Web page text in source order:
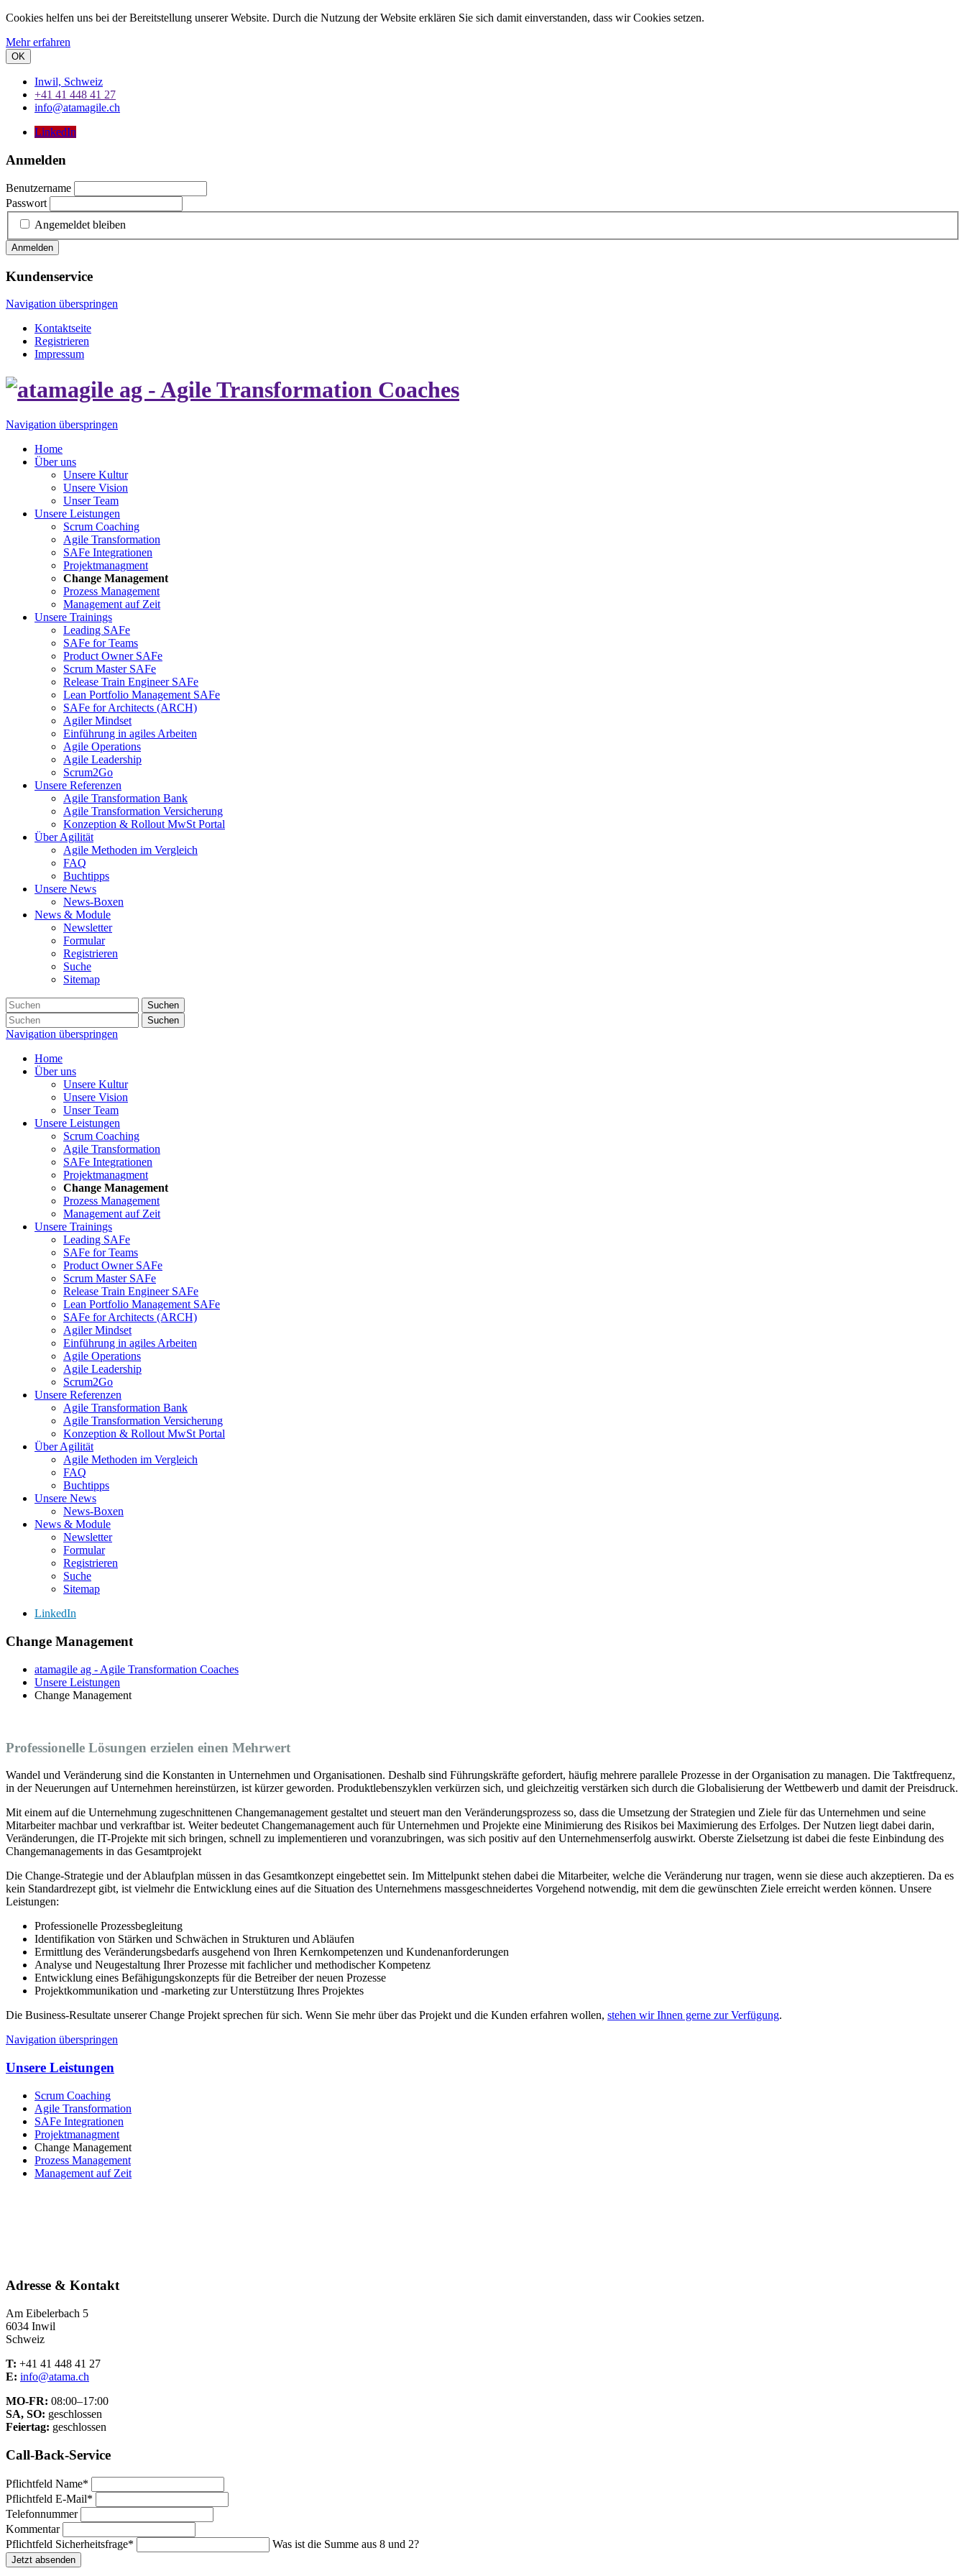
Cookies helfen uns bei der Bereitstellung unserer Website. Durch die Nutzung der Website erklären Sie sich damit einverstanden, dass wir Cookies setzen.
Mehr erfahren
OK
Inwil, Schweiz
+41 41 448 41 27
info@atamagile.ch
LinkedIn
Anmelden
Benutzername
Passwort
Angemeldet bleiben
Anmelden
Kundenservice
Navigation überspringen
Kontaktseite
Registrieren
Impressum
Navigation überspringen
Home
Über uns
Unsere Kultur
Unsere Vision
Unser Team
Unsere Leistungen
Scrum Coaching
Agile Transformation
SAFe Integrationen
Projektmanagment
Change Management
Prozess Management
Management auf Zeit
Unsere Trainings
Leading SAFe
SAFe for Teams
Product Owner SAFe
Scrum Master SAFe
Release Train Engineer SAFe
Lean Portfolio Management SAFe
SAFe for Architects (ARCH)
Agiler Mindset
Einführung in agiles Arbeiten
Agile Operations
Agile Leadership
Scrum2Go
Unsere Referenzen
Agile Transformation Bank
Agile Transformation Versicherung
Konzeption & Rollout MwSt Portal
Über Agilität
Agile Methoden im Vergleich
FAQ
Buchtipps
Unsere News
News-Boxen
News & Module
Newsletter
Formular
Registrieren
Suche
Sitemap
Suchen
Suchen
Navigation überspringen
Home
Über uns
Unsere Kultur
Unsere Vision
Unser Team
Unsere Leistungen
Scrum Coaching
Agile Transformation
SAFe Integrationen
Projektmanagment
Change Management
Prozess Management
Management auf Zeit
Unsere Trainings
Leading SAFe
SAFe for Teams
Product Owner SAFe
Scrum Master SAFe
Release Train Engineer SAFe
Lean Portfolio Management SAFe
SAFe for Architects (ARCH)
Agiler Mindset
Einführung in agiles Arbeiten
Agile Operations
Agile Leadership
Scrum2Go
Unsere Referenzen
Agile Transformation Bank
Agile Transformation Versicherung
Konzeption & Rollout MwSt Portal
Über Agilität
Agile Methoden im Vergleich
FAQ
Buchtipps
Unsere News
News-Boxen
News & Module
Newsletter
Formular
Registrieren
Suche
Sitemap
LinkedIn
Change Management
atamagile ag - Agile Transformation Coaches
Unsere Leistungen
Change Management
Professionelle Lösungen erzielen einen Mehrwert
Wandel und Veränderung sind die Konstanten in Unternehmen und Organisationen. Deshalb sind Führungskräfte gefordert, häufig mehrere parallele Prozesse in der Organisation zu managen. Die Taktfrequenz,
in der Neuerungen auf Unternehmen hereinstürzen, ist kürzer geworden. Produktlebenszyklen verkürzen sich, und gleichzeitig verstärken sich durch die Globalisierung der Wettbewerb und damit der Preisdruck.
Mit einem auf die Unternehmung zugeschnittenen Changemanagement gestaltet und steuert man den Veränderungsprozess so, dass die Umsetzung der Strategien und Ziele für das Unternehmen und seine
Mitarbeiter machbar und verkraftbar ist. Weiter bedeutet Changemanagement auch für Unternehmen und Projekte eine Minimierung des Risikos bei Maximierung des Erfolges. Der Nutzen liegt dabei darin,
Veränderungen, die IT-Projekte mit sich bringen, schnell zu implementieren und voranzubringen, was sich positiv auf den Unternehmenserfolg auswirkt. Oberste Zielsetzung ist dabei die feste Einbindung des
Changemanagements in das Gesamtprojekt
Die Change-Strategie und der Ablaufplan müssen in das Gesamtkonzept eingebettet sein. Im Mittelpunkt stehen dabei die Mitarbeiter, welche die Veränderung nur tragen, wenn sie diese auch akzeptieren. Da es
kein Standardrezept gibt, ist vielmehr die Entwicklung eines auf die Situation des Unternehmens massgeschneidertes Vorgehend notwendig, mit dem die gewünschten Ziele erreicht werden können. Unsere
Leistungen:
Professionelle Prozessbegleitung
Identifikation von Stärken und Schwächen in Strukturen und Abläufen
Ermittlung des Veränderungsbedarfs ausgehend von Ihren Kernkompetenzen und Kundenanforderungen
Analyse und Neugestaltung Ihrer Prozesse mit fachlicher und methodischer Kompetenz
Entwicklung eines Befähigungskonzepts für die Betreiber der neuen Prozesse
Projektkommunikation und -marketing zur Unterstützung Ihres Projektes
Die Business-Resultate unserer Change Projekt sprechen für sich. Wenn Sie mehr über das Projekt und die Kunden erfahren wollen, stehen wir Ihnen gerne zur Verfügung.
Navigation überspringen
Unsere Leistungen
Scrum Coaching
Agile Transformation
SAFe Integrationen
Projektmanagment
Change Management
Prozess Management
Management auf Zeit
Adresse & Kontakt
Am Eibelerbach 5
6034 Inwil
Schweiz
T: +41 41 448 41 27
E: info@atama.ch
MO-FR: 08:00–17:00
SA, SO: geschlossen
Feiertag: geschlossen
Call-Back-Service
Pflichtfeld Name*
Pflichtfeld E-Mail*
Telefonnummer
Kommentar
Pflichtfeld Sicherheitsfrage* Was ist die Summe aus 8 und 2?
Jetzt absenden